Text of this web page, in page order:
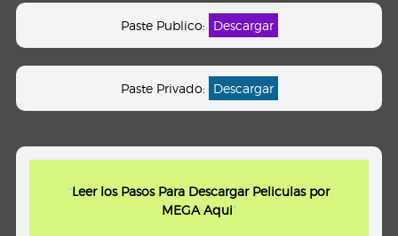
Paste Publico: Descargar
Paste Privado: Descargar
"Leer los Pasos Para Descargar Peliculas por
MEGA Aqui"